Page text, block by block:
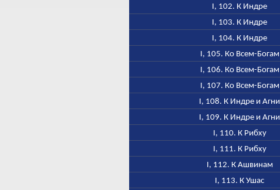
I, 102. К Индре
I, 103. К Индре
I, 104. К Индре
I, 105. Ко Всем-Богам
I, 106. Ко Всем-Богам
I, 107. Ко Всем-Богам
I, 108. К Индре и Агни
I, 109. К Индре и Агни
I, 110. К Рибху
I, 111. К Рибху
I, 112. К Ашвинам
I, 113. К Ушас